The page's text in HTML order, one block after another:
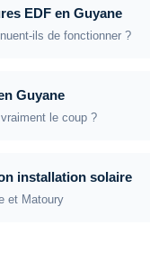
EDF en Guyane
ils de fonctionner ?
Guyane
le coup ?
installation solaire
et Matoury